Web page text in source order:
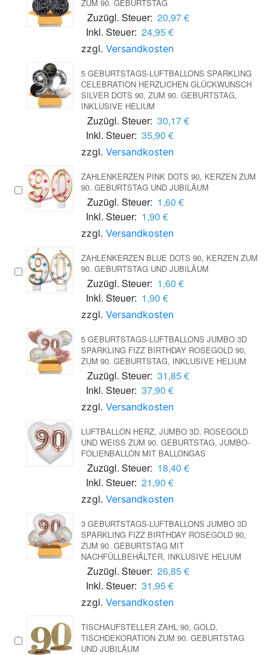
ZUM 90. GEBURTSTAG
Zuzügl. Steuer: 20,97 €
Inkl. Steuer: 24,95 €
zzgl. Versandkosten
5 GEBURTSTAGS-LUFTBALLONS SPARKLING
CELEBRATION HERZLICHEN GLÜCKWUNSCH
SILVER DOTS 90, ZUM 90. GEBURTSTAG,
INKLUSIVE HELIUM
Zuzügl. Steuer: 30,17 €
Inkl. Steuer: 35,90 €
zzgl. Versandkosten
ZAHLENKERZEN PINK DOTS 90, KERZEN ZUM
90. GEBURTSTAG UND JUBILÄUM
Zuzügl. Steuer: 1,60 €
Inkl. Steuer: 1,90 €
zzgl. Versandkosten
ZAHLENKERZEN BLUE DOTS 90, KERZEN ZUM
90. GEBURTSTAG UND JUBILÄUM
Zuzügl. Steuer: 1,60 €
Inkl. Steuer: 1,90 €
zzgl. Versandkosten
5 GEBURTSTAGS-LUFTBALLONS JUMBO 3D
SPARKLING FIZZ BIRTHDAY ROSEGOLD 90,
ZUM 90. GEBURTSTAG, INKLUSIVE HELIUM
Zuzügl. Steuer: 31,85 €
Inkl. Steuer: 37,90 €
zzgl. Versandkosten
LUFTBALLON HERZ, JUMBO 3D, ROSEGOLD
UND WEISS ZUM 90. GEBURTSTAG, JUMBO-F
OLIENBALLON MIT BALLONGAS
Zuzügl. Steuer: 18,40 €
Inkl. Steuer: 21,90 €
zzgl. Versandkosten
3 GEBURTSTAGS-LUFTBALLONS JUMBO 3D
SPARKLING FIZZ BIRTHDAY ROSEGOLD 90,
ZUM 90. GEBURTSTAG MIT
NACHFÜLLBEHÄLTER, INKLUSIVE HELIUM
Zuzügl. Steuer: 26,85 €
Inkl. Steuer: 31,95 €
zzgl. Versandkosten
TISCHAUFSTELLER ZAHL 90, GOLD,
TISCHDEKORATION ZUM 90. GEBURTSTAG
UND JUBILÄUM